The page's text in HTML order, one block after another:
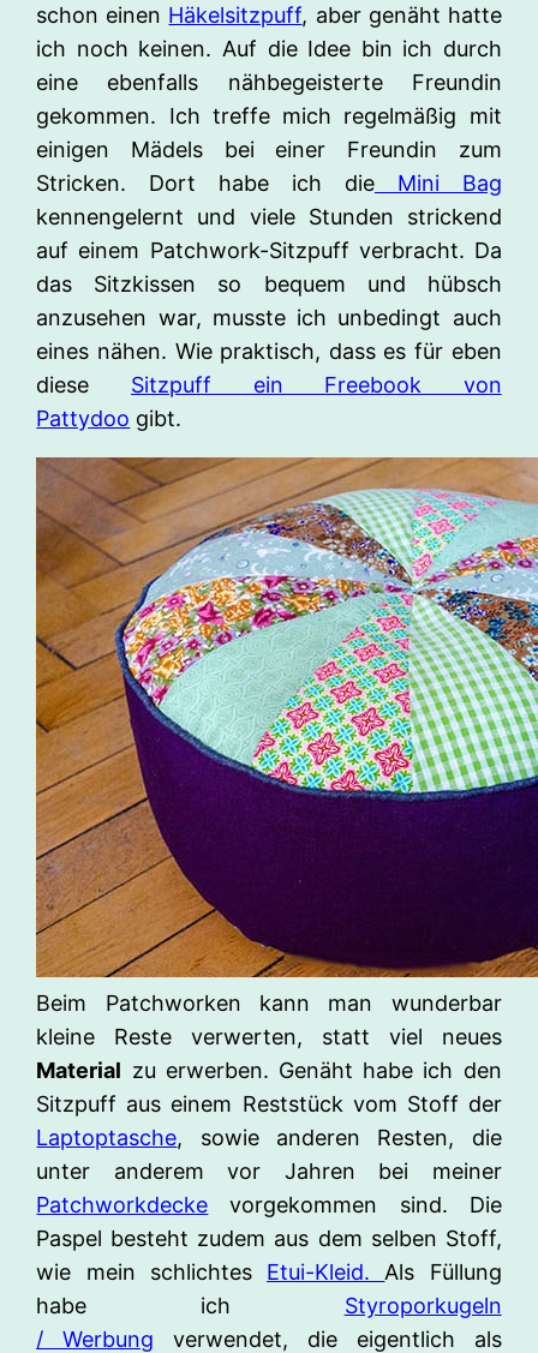
schon einen Häkelsitzpuff, aber genäht hatte
ich noch keinen. Auf die Idee bin ich durch
eine ebenfalls nähbegeisterte Freundin
gekommen. Ich treffe mich regelmäßig mit
einigen Mädels bei einer Freundin zum
Stricken. Dort habe ich dieMini Bag
kennengelernt und viele Stunden strickend
auf einem Patchwork-Sitzpuff verbracht. Da
das Sitzkissen so bequem und hübsch
anzusehen war, musste ich unbedingt auch
eines nähen. Wie praktisch, dass es für eben
diese Sitzpuff ein Freebook von
Pattydoo gibt.
Beim Patchworken kann man wunderbar
kleine Reste verwerten, statt viel neues
Material zu erwerben. Genäht habe ich den
Sitzpuff aus einem Reststück vom Stoff der
Laptoptasche, sowie anderen Resten, die
unter anderem vor Jahren bei meiner
Patchworkdecke vorgekommen sind. Die
Paspel besteht zudem aus dem selben Stoff,
wie mein schlichtes Etui-Kleid. Als Füllung
habe ich Styroporkugeln
/ Werbung verwendet, die eigentlich als